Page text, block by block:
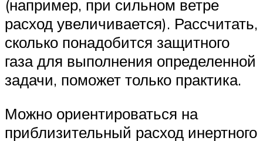
(например, при сильном ветре
расход увеличивается). Рассчитать,
сколько понадобится защитного
газа для выполнения определенной
задачи, поможет только практика.
Можно ориентироваться на
приблизительный расход инертного